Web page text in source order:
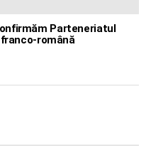
Parteneriatul
română